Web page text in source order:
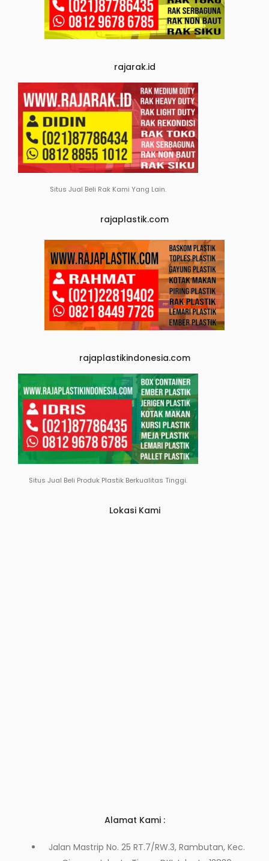
rajarak.id
Situs Jual Beli Rak Kami Yang Lain.
rajaplastik.com
rajaplastikindonesia.com
Situs Jual Beli Produk Plastik Berkualitas Tinggi.
Lokasi Kami
Alamat Kami :
Jalan Mastrip No. 25 RT.7/RW.3, Rambutan, Kec.